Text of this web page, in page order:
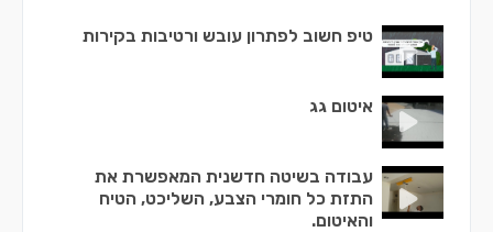
טיפ חשוב לפתרון עובש ורטיבות בקירות
איטום גג
עבודה בשיטה חדשנית המאפשרת את
התזת כל חומרי הצבע, השליכט, הטיח
והאיטום.